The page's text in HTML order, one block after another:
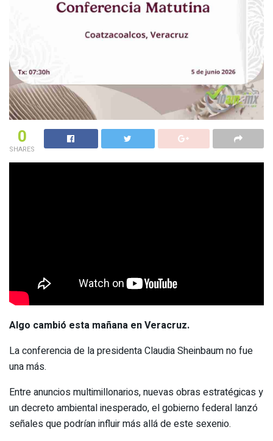
0
SHARES
Algo cambió esta mañana en Veracruz.
La conferencia de la presidenta Claudia Sheinbaum no fue
una más.
Entre anuncios multimillonarios, nuevas obras estratégicas y
un decreto ambiental inesperado, el gobierno federal lanzó
señales que podrían influir más allá de este sexenio.